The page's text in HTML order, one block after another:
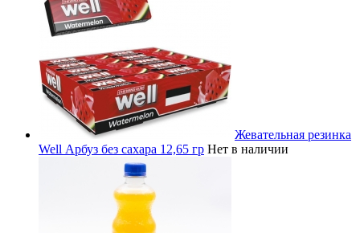
Жевательная резинка
Well Арбуз без сахара 12,65 гр Нет в наличии